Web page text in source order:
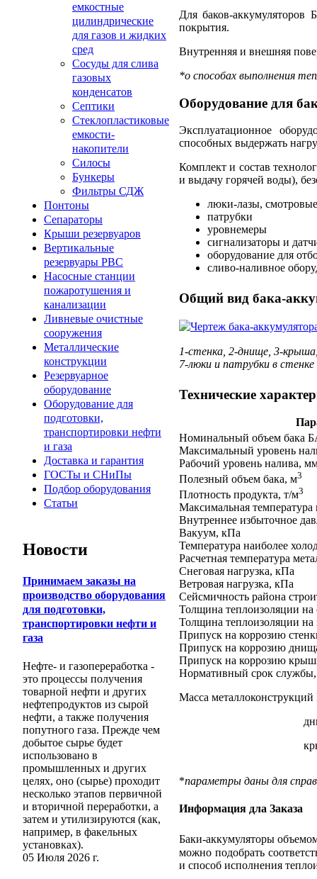
емкостные
цилиндрические
для газов и жидких
сред
Сосуды для слива
газовых
конденсатов
Септики
Стеклопластиковые
емкости-
накопители
Силосы
Бункеры
Фильтры СДЖ
Понтоны
Сепараторы
Крыши резервуаров
Вертикальные
резервуары РВС
Насосные станции
пожаротушения и
канализации
Ливневые очистные
сооружения
Металлические
конструкции
Резервуарное
оборудование
Оборудование для
подготовки,
транспортировки нефти
и газа
Доставка и гарантия
ГОСТы и СНиПы
Подбор оборудования
Статьи
Новости
Принимаем заказы на
производство оборудования
для подготовки,
транспортировки нефти и
газа
Нефте- и газопереработка -
это процессы получения
товарной нефти и других
нефтепродуктов из сырой
нефти, а также получения
попутного газа. Прежде чем
добытое сырье будет
использовано в
промышленных и других
целях, оно (сырье) проходит
несколько этапов первичной
и вторичной переработки, а
затем и утилизируются (как,
например, в факельных
установках).
05 Июля 2026 г.
Для баков-
покрытия.
Внутренняя и внешняя
*о способах выполнения
Оборудование для
Эксплуатационное
способных выдержать
Комплект и состав
и выдачу горячей воды),
люки-лазы,
патрубки
уровнемеры
сигнализаторы и
оборудование для
сливо-наливное
Общий вид бака-
1-стенка, 2-днище, 3-
7-люки и патрубки в
Технические
Номинальный объем бака
Максимальный уровень
Рабочий уровень налива,
Полезный объем бака, м3
Плотность продукта, т/м3
Максимальная температура
Внутреннее избыточное
Вакуум, кПа
Температура наиболее
Расчетная температура
Снеговая нагрузка, кПа
Ветровая нагрузка, кПа
Сейсмичность района
Толщина теплоизоляции
Толщина теплоизоляции
Припуск на коррозию
Припуск на коррозию
Припуск на коррозию
Нормативный срок службы,
Масса
*параметры даны для
Информация дла Заказа
Баки-аккумуляторы
можно подобрать
и способ исполнения